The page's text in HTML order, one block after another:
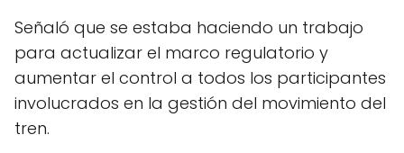
Señaló que se estaba haciendo un trabajo
para actualizar el marco regulatorio y
aumentar el control a todos los participantes
involucrados en la gestión del movimiento del
tren.